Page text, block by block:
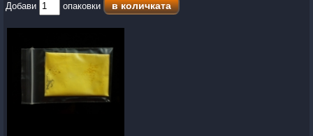
Добави опаковки